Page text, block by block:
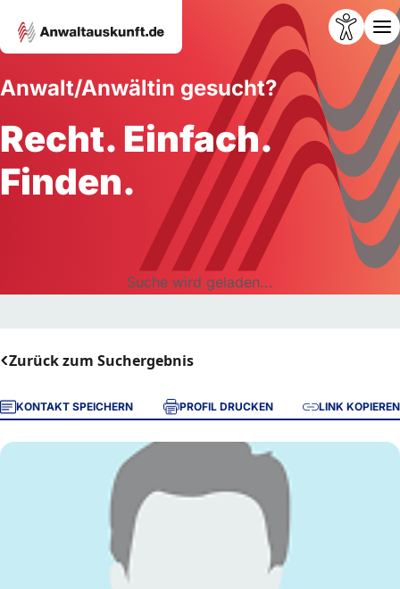
Anwalt/Anwältin gesucht?
Recht. Einfach.
Finden.
Suche wird geladen...
Zurück zum Suchergebnis
KONTAKT SPEICHERN PROFIL DRUCKEN LINK KOPIEREN